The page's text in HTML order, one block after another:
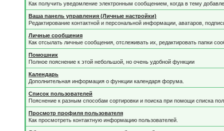
Как получить уведомление электронным сообщением, когда в тему
Ваша панель управления (Личные настройки)
Редактирование контактной и персональной информации, аватаров,
Личные сообщения
Как отсылать личные сообщения, отслеживать их, редактировать папки
Помошник
Полное пояснение к этой небольшой, но очень удобной функции
Календарь
Дополнительная информация о функции календаря форума.
Список пользователей
Пояснение к разным способам сортировки и поиска при помощи списка
Просмотр профиля пользователя
Как просмотреть контактную информацию пользователей.